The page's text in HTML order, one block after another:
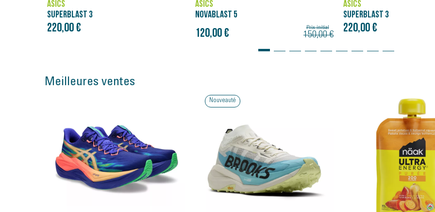
ASICS
NOVABLAST 5
120,00 €
ASICS
SUPERBLAST 3
220,00 €
ASICS
GEL-NIMBUS 27
160,00 €
Meilleures ventes